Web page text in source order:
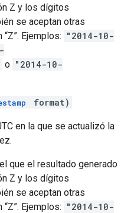
Z y los dígitos
se aceptan otras
Ejemplos: "2014-10-
o "2014-10-
format)
en la que se actualizó la
que el resultado generado
Z y los dígitos
se aceptan otras
Ejemplos: "2014-10-